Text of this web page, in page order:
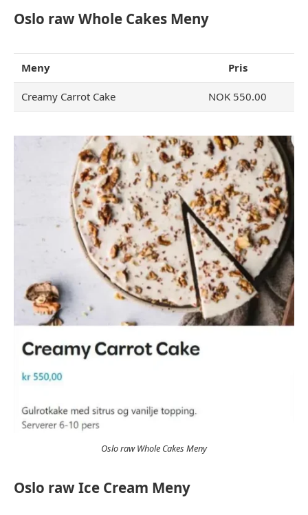
Oslo raw Whole Cakes Meny
Meny Pris
Creamy Carrot Cake NOK 550.00
Oslo raw Whole Cakes Meny
Oslo raw Ice Cream Meny